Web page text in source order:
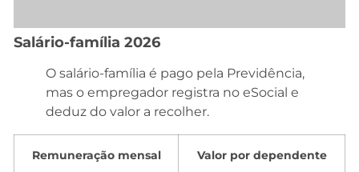
Salário-família 2026
O salário-família é pago pela Previdência,
mas o empregador registra no eSocial e
deduz do valor a recolher.
Remuneração mensal Valor por dependente